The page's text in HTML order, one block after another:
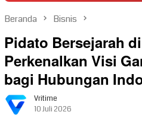
Beranda Bisnis
Pidato Bersejarah
Perkenalkan Visi
bagi Hubungan
Vritime
10 Juli 2026